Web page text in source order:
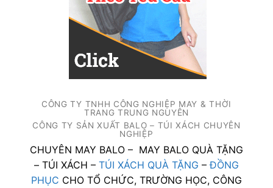
CÔNG TY TNHH CÔNG NGHIỆP MAY & THỜI
TRANG TRUNG NGUYÊN
CÔNG TY SẢN XUẤT BALO – TÚI XÁCH CHUYÊN
NGHIỆP
CHUYÊN MAY BALO – MAY BALO QUÀ TẶNG
– TÚI XÁCH – TÚI XÁCH QUÀ TẶNG –ĐỒNG
PHỤC CHO TỔ CHỨC, TRƯỜNG HỌC, CÔNG